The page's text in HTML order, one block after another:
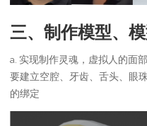
三、制作模型、
a. 实现制作灵魂，虚拟人的面
要建立空腔、牙齿、舌头、眼
的绑定